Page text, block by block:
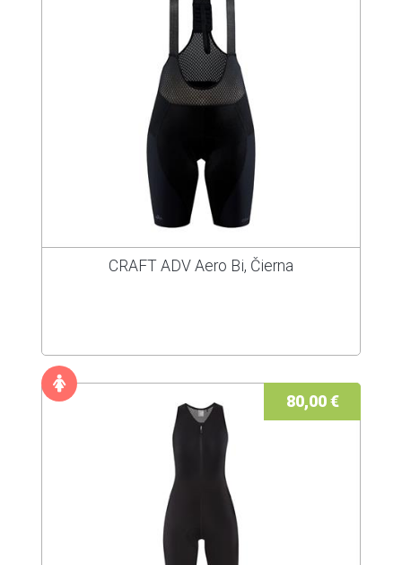
CRAFT ADV Aero Bi, Čierna
80,00 €